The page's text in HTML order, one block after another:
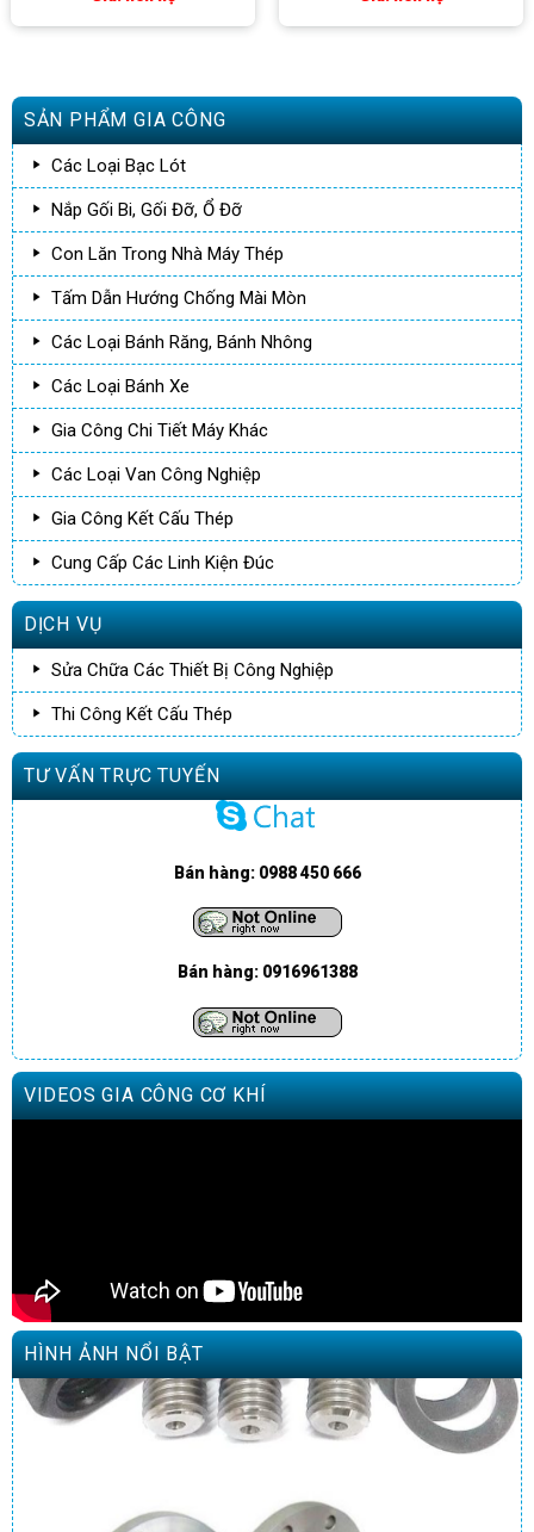
SẢN PHẨM GIA CÔNG
Các Loại Bạc Lót
Nắp Gối Bi, Gối Đỡ, Ổ Đỡ
Con Lăn Trong Nhà Máy Thép
Tấm Dẫn Hướng Chống Mài Mòn
Các Loại Bánh Răng, Bánh Nhông
Các Loại Bánh Xe
Gia Công Chi Tiết Máy Khác
Các Loại Van Công Nghiệp
Gia Công Kết Cấu Thép
Cung Cấp Các Linh Kiện Đúc
DỊCH VỤ
Sửa Chữa Các Thiết Bị Công Nghiệp
Thi Công Kết Cấu Thép
TƯ VẤN TRỰC TUYẾN
Bán hàng: 0988 450 666
Bán hàng: 0916961388
VIDEOS GIA CÔNG CƠ KHÍ
HÌNH ẢNH NỔI BẬT